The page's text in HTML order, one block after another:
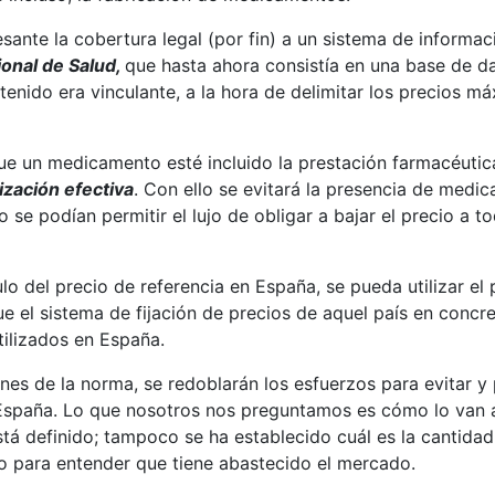
la cobertura legal (por fin) a un sistema de
de Salud, que hasta ahora consistía en una base de
era vinculante, a la hora de delimitar los precios
un medicamento esté incluido la prestación
efectiva. Con ello se evitará la presencia de
se podían permitir el lujo de obligar a bajar el precio a
del precio de referencia en España, se pueda utilizar
el sistema de fijación de precios de aquel país en
en España.
de la norma, se redoblarán los esfuerzos para evitar y
Lo que nosotros nos preguntamos es cómo lo
definido; tampoco se ha establecido cuál es la
entender que tiene abastecido el mercado.